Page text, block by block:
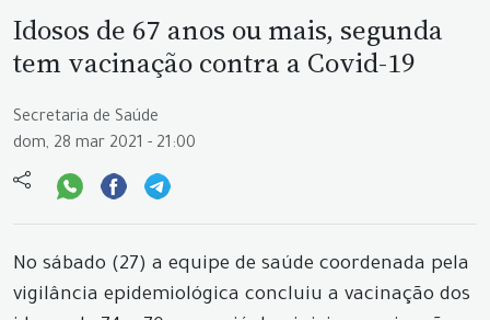
Idosos de 67 anos ou mais, segunda
tem vacinação contra a Covid-19
Secretaria de Saúde
dom, 28 mar 2021 - 21:00
No sábado (27) a equipe de saúde coordenada pela
vigilância epidemiológica concluiu a vacinação dos